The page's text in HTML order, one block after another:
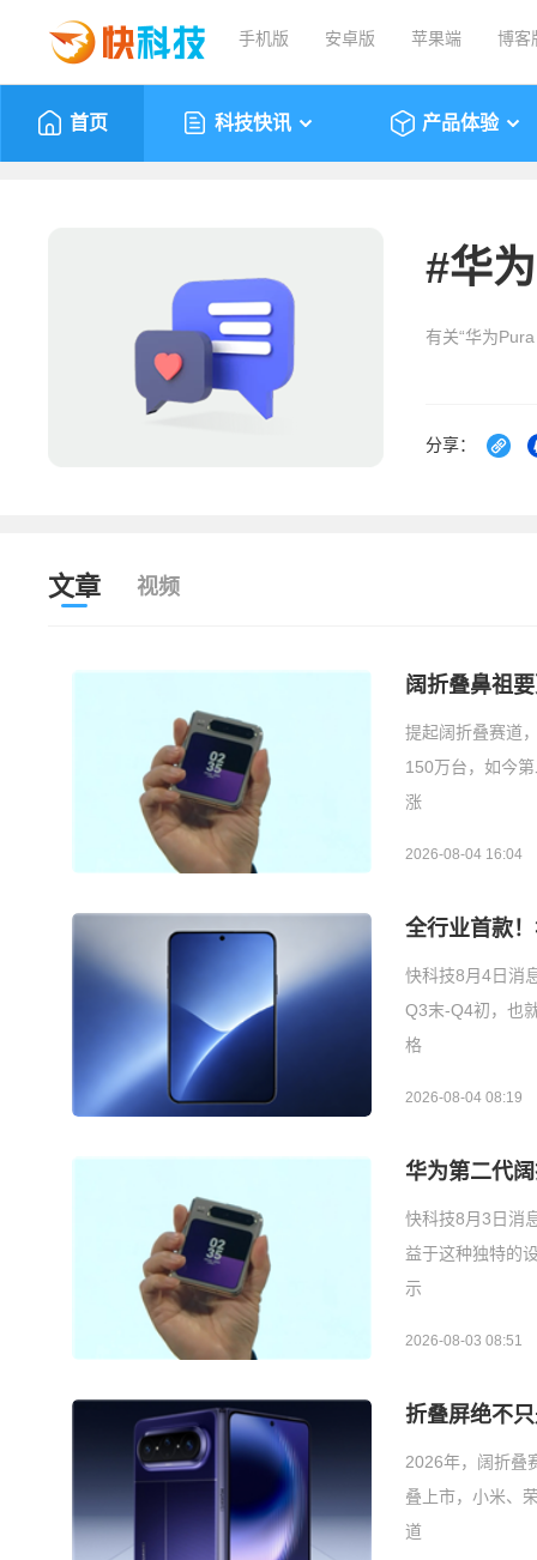
手机版 安卓版 苹果端 博客
首页 科技快讯 产品体验
#华
有关“华为
分享：
文章 视频
阔折叠鼻祖
提起阔折叠赛道
150万台，如今
涨
2026-08-04 16:04
全行业首款
快科技8月4日消
Q3末-Q4初，也
格
2026-08-04 08:19
华为第二代
快科技8月3日消
益于这种独特的
示
2026-08-03 08:51
折叠屏绝不
2026年，阔折叠
叠上市，小米、
道